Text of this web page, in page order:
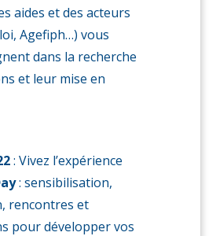
aides et des acteurs
Agefiph…) vous
dans la recherche
et leur mise en
: Vivez l’expérience
: sensibilisation,
rencontres et
pour développer vos